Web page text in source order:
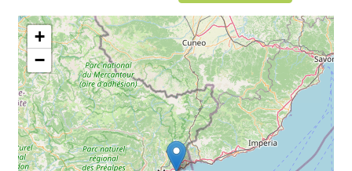
+
−